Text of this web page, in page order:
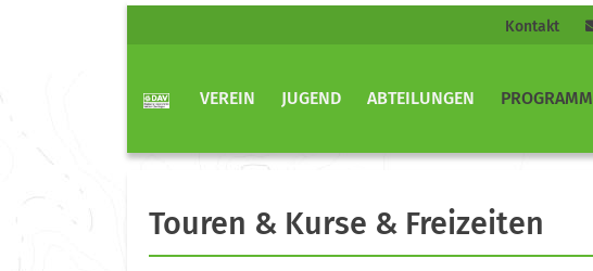
Kontakt
VEREIN JUGEND ABTEILUNGEN PROGRAMM
Touren & Kurse & Freizeiten